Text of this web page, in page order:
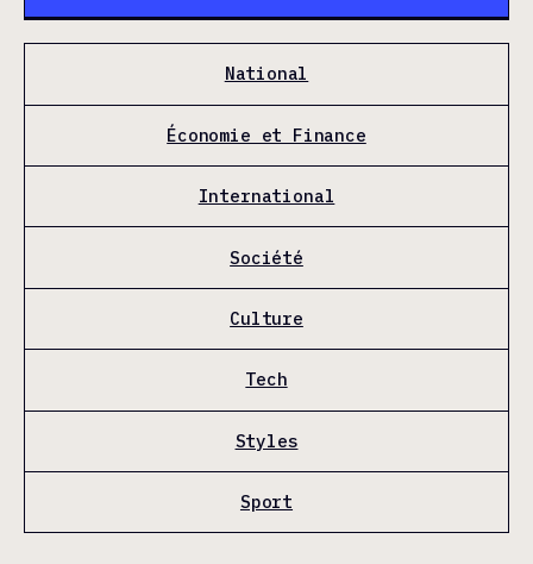
National
Économie et Finance
International
Société
Culture
Tech
Styles
Sport